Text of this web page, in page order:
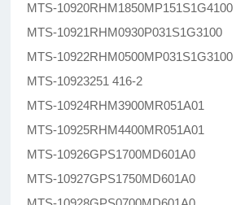
MTS-10920RHM1850MP151S1G4100
MTS-10921RHM0930P031S1G3100
MTS-10922RHM0500MP031S1G3100
MTS-10923251 416-2
MTS-10924RHM3900MR051A01
MTS-10925RHM4400MR051A01
MTS-10926GPS1700MD601A0
MTS-10927GPS1750MD601A0